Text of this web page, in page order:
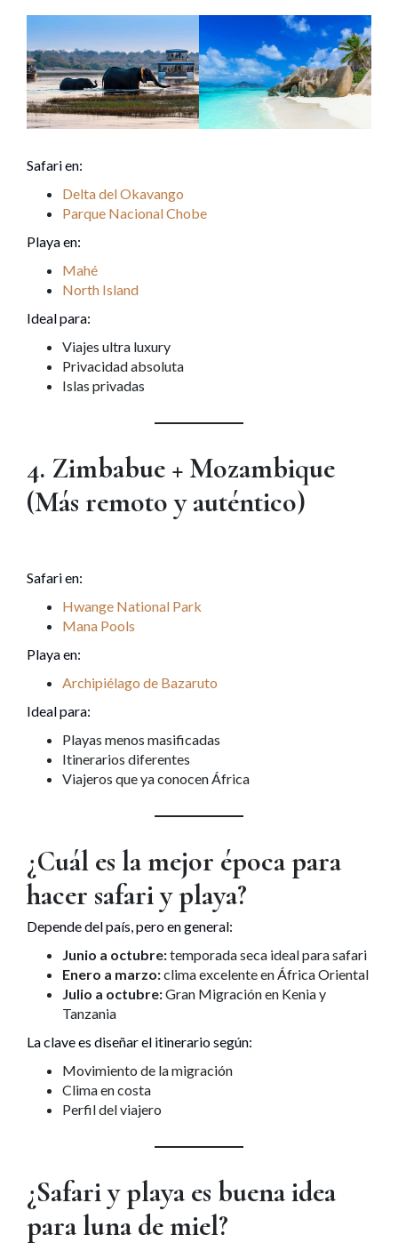
Safari en:
Delta del Okavango
Parque Nacional Chobe
Playa en:
Mahé
North Island
Ideal para:
Viajes ultra luxury
Privacidad absoluta
Islas privadas
4. Zimbabue + Mozambique
(Más remoto y auténtico)
Safari en:
Hwange National Park
Mana Pools
Playa en:
Archipiélago de Bazaruto
Ideal para:
Playas menos masificadas
Itinerarios diferentes
Viajeros que ya conocen África
¿Cuál es la mejor época para
hacer safari y playa?
Depende del país, pero en general:
Junio a octubre:temporada seca ideal para safari
Enero a marzo:clima excelente en África Oriental
Julio a octubre:Gran Migración en Kenia y
Tanzania
La clave es diseñar el itinerario según:
Movimiento de la migración
Clima en costa
Perfil del viajero
¿Safari y playa es buena idea
para luna de miel?